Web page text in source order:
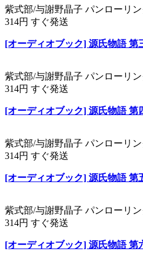
紫式部/与謝野晶子 パンローリ
314円 すぐ発送
[オーディオブック] 源氏物語 第
紫式部/与謝野晶子 パンローリ
314円 すぐ発送
[オーディオブック] 源氏物語 第
紫式部/与謝野晶子 パンローリ
314円 すぐ発送
[オーディオブック] 源氏物語 第
紫式部/与謝野晶子 パンローリ
314円 すぐ発送
[オーディオブック] 源氏物語 第